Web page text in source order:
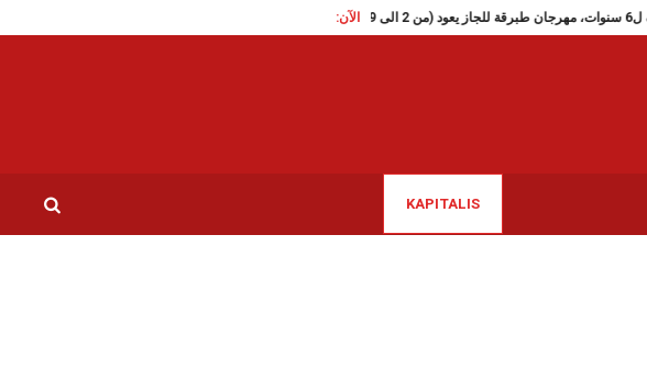
الآن: بعد كسوف ل6 سنوات، مهرجان طبرقة للجاز يعود (من 2 الى 9 جويلية 2026)
KAPITALIS